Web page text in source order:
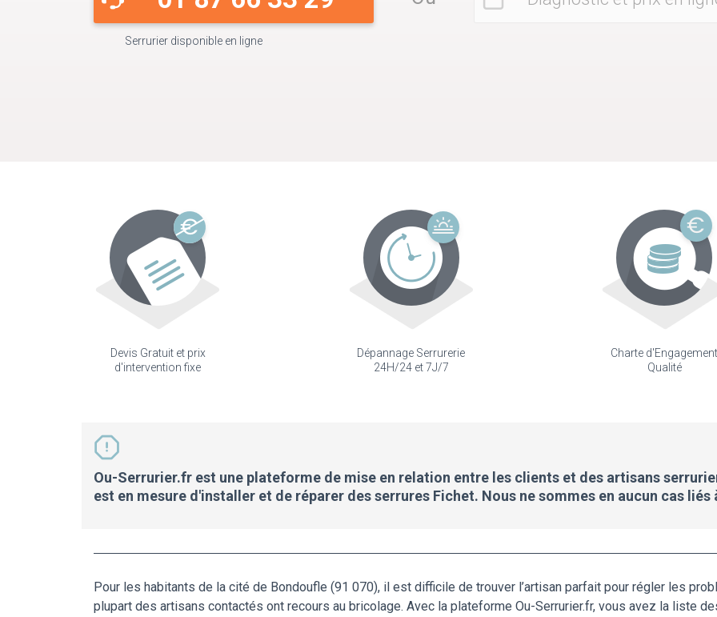
Serrurier disponible en ligne
Devis Gratuit et prix
d'intervention fixe
Dépannage Serrurerie
24H/24 et 7J/7
Charte d'Engagement
Qualité
Ou-Serrurier.fr est une plateforme de mise en relation entre les clients et des artisans
est en mesure d'installer et de réparer des serrures Fichet. Nous ne sommes en aucun cas liés
Pour les habitants de la cité de Bondoufle (91 070), il est difficile de trouver l’artisan parfait pour régler les
plupart des artisans contactés ont recours au bricolage. Avec la plateforme Ou-Serrurier.fr, vous avez la liste